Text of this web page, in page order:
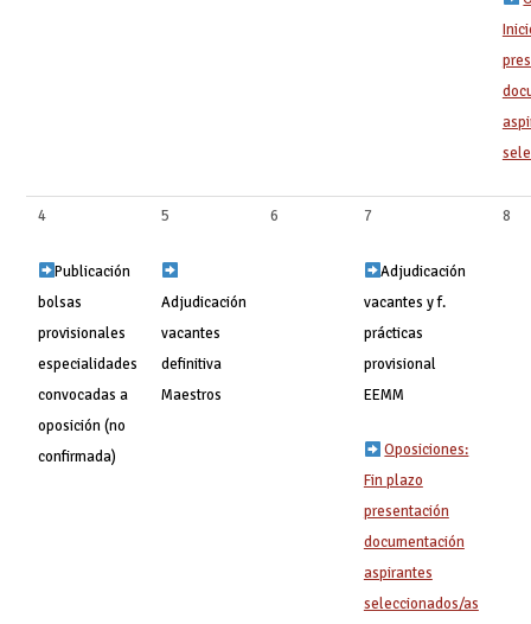
4
Publicación
bolsas
provisionales
especialidades
convocadas a
oposición (no
confirmada)
5
Adjudicación
vacantes
definitiva
Maestros
6 7
Adjudicación
vacantes y f.
prácticas
provisional
EEMM
Oposiciones:
Fin plazo
presentación
documentación
aspirantes
seleccionados/as
8